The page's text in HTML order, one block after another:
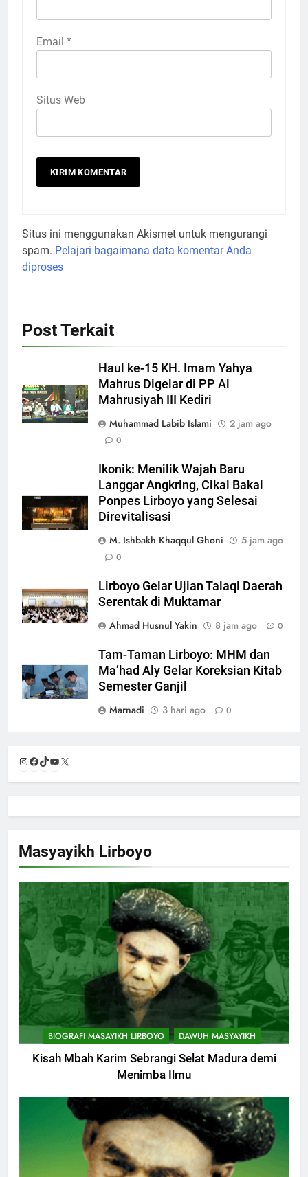
Email *
Situs Web
Situs ini menggunakan Akismet untuk mengurangi
spam. Pelajari bagaimana data komentar Anda
diproses
Post Terkait
Haul ke-15 KH. Imam Yahya
Mahrus Digelar di PP Al
Mahrusiyah III Kediri
Muhammad Labib Islami
2 jam ago
0
Ikonik: Menilik Wajah Baru
Langgar Angkring, Cikal Bakal
Ponpes Lirboyo yang Selesai
Direvitalisasi
M. Ishbakh Khaqqul Ghoni
5 jam ago
0
Lirboyo Gelar Ujian Talaqi Daerah
Serentak di Muktamar
Ahmad Husnul Yakin
8 jam ago 0
Tam-Taman Lirboyo: MHM dan
Ma’had Aly Gelar Koreksian Kitab
Semester Ganjil
Marnadi
3 hari ago 0
Instagram
Facebook
TikTok
YouTube
Masyayikh Lirboyo
BIOGRAFI MASAYIKH LIRBOYO DAWUH MASYAYIKH
Kisah Mbah Karim Sebrangi Selat Madura demi
Menimba Ilmu